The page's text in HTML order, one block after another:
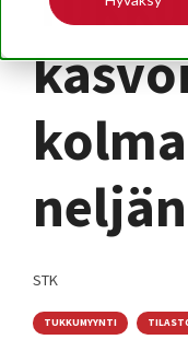
STK
TUKKUMYYNTI